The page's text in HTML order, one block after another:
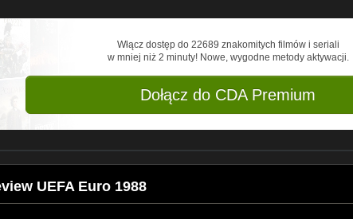
Włącz dostęp do 22689 znakomitych filmów i seriali
w mniej niż 2 minuty! Nowe, wygodne metody aktywacji.
Dołącz do CDA Premium
UEFA Euro 1988